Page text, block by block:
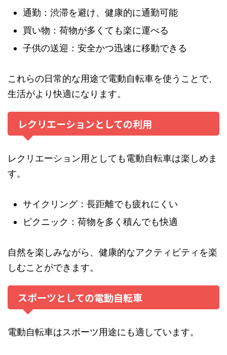
通勤：渋滞を避け、健康的に通勤可能
買い物：荷物が多くても楽に運べる
子供の送迎：安全かつ迅速に移動できる
これらの日常的な用途で電動自転車を使うことで、
生活がより快適になります。
レクリエーションとしての利用
レクリエーション用としても電動自転車は楽しめま
す。
サイクリング：長距離でも疲れにくい
ピクニック：荷物を多く積んでも快適
自然を楽しみながら、健康的なアクティビティを楽
しむことができます。
スポーツとしての電動自転車
電動自転車はスポーツ用途にも適しています。